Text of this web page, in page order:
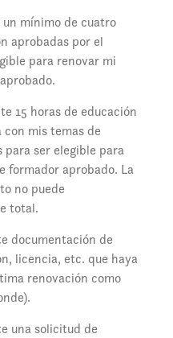
mínimo de cuatro
aprobadas por el
para renovar mi
15 horas de educación
mis temas de
ser elegible para
formador aprobado. La
no puede
total.
documentación de
licencia, etc. que haya
renovación como
una solicitud de